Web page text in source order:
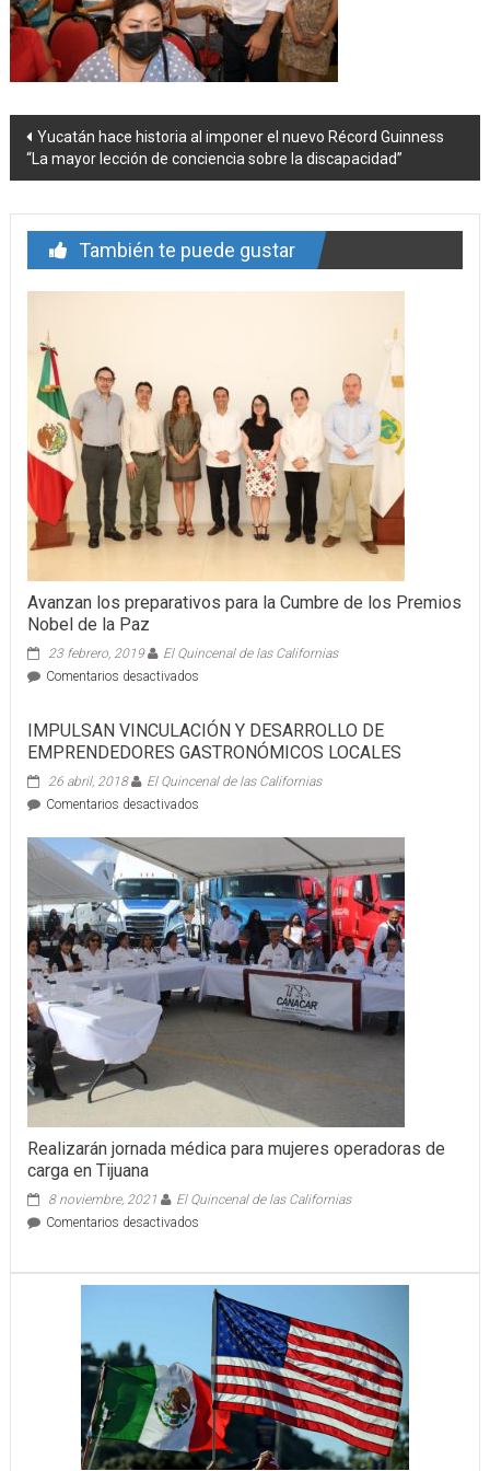
Navegación
de
entrada
Yucatán hace historia al imponer el nuevo Récord Guinness
“La mayor lección de conciencia sobre la discapacidad”
También te puede gustar
Avanzan los preparativos para la Cumbre de los Premios
Nobel de la Paz
23 febrero, 2019
El Quincenal de las Californias
Comentarios desactivadosen
preparativos
para
de
Nobel
de
la
Paz
IMPULSAN VINCULACIÓN Y DESARROLLO DE
EMPRENDEDORES GASTRONÓMICOS LOCALES
26 abril, 2018
El Quincenal de las Californias
Comentarios desactivadosen
DESARROLLO
DE
EMPRENDEDORES
GASTRONÓMICOS
LOCALES
Realizarán jornada médica para mujeres operadoras de
carga en Tijuana
8 noviembre, 2021
El Quincenal de las Californias
Comentarios desactivadosen
para
mujeres
operadoras
carga
en
Tijuana